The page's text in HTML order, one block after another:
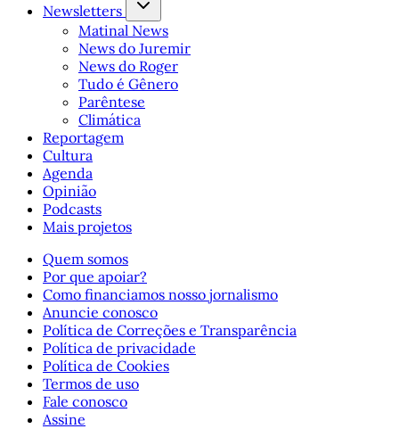
Newsletters
Matinal News
News do Juremir
News do Roger
Tudo é Gênero
Parêntese
Climática
Reportagem
Cultura
Agenda
Opinião
Podcasts
Mais projetos
Quem somos
Por que apoiar?
Como financiamos nosso jornalismo
Anuncie conosco
Política de Correções e Transparência
Política de privacidade
Política de Cookies
Termos de uso
Fale conosco
Assine